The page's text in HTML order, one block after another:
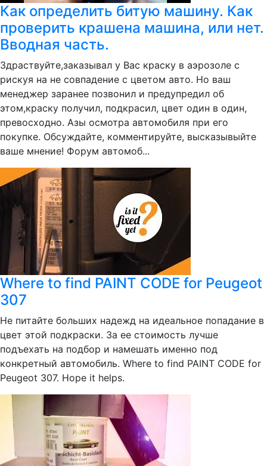
Как определить битую машину. Как
проверить крашена машина, или нет.
Вводная часть.
Здраствуйте,заказывал у Вас краску в аэрозоле с
рискуя на не совпадение с цветом авто. Но ваш
менеджер заранее позвонил и предупредил об
этом,краску получил, подкрасил, цвет один в один,
превосходно. Азы осмотра автомобиля при его
покупке. Обсуждайте, комментируйте, высказывыйте
ваше мнение! Форум автомоб...
Where to find PAINT CODE for Peugeot
307
Не питайте больших надежд на идеальное попадание в
цвет этой подкраски. За ее стоимость лучше
подъехать на подбор и намешать именно под
конкретный автомобиль. Where to find PAINT CODE for
Peugeot 307. Hope it helps.